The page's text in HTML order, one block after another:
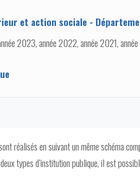
et action sociale -
2023, année 2022, année 2021,
réalisés en suivant un même schéma
types d’institution publique, il est